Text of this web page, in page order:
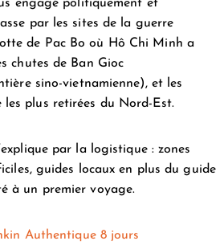
engagé politiquement et
par les sites de la guerre
de Pac Bo où Hô Chi Minh a
chutes de Ban Gioc
sino-vietnamienne), et les
les plus retirées du Nord-Est.
par la logistique : zones
guides locaux en plus du guide
à un premier voyage.
Authentique 8 jours